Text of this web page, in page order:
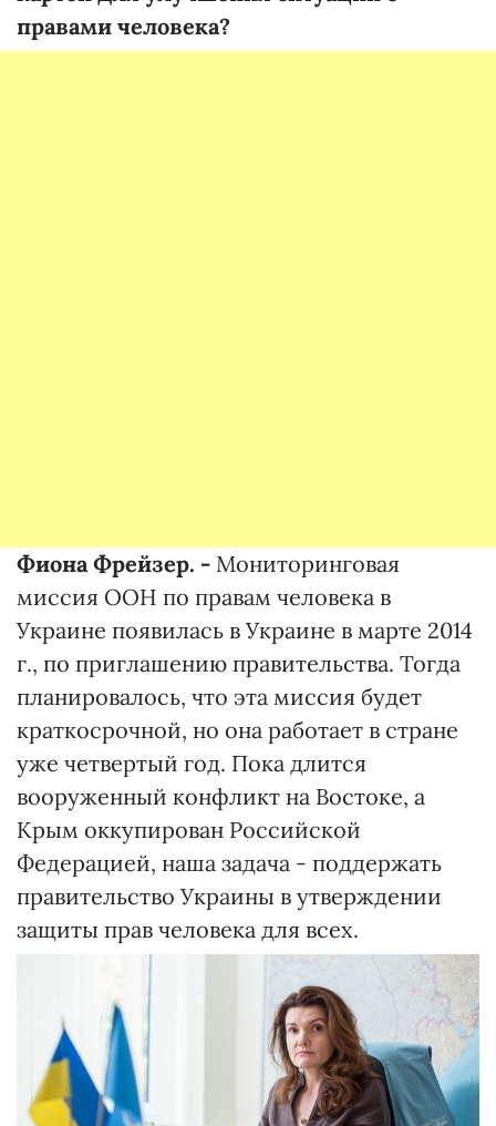
правами человека?
Фиона Фрейзер. - Мониторинговая
миссия ООН по правам человека в
Украине появилась в Украине в марте 2014
г., по приглашению правительства. Тогда
планировалось, что эта миссия будет
краткосрочной, но она работает в стране
уже четвертый год. Пока длится
вооруженный конфликт на Востоке, а
Крым оккупирован Российской
Федерацией, наша задача - поддержать
правительство Украины в утверждении
защиты прав человека для всех.